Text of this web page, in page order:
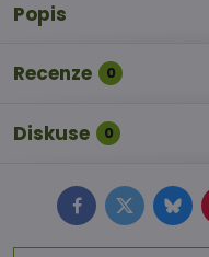
Popis
Recenze 0
Diskuse 0
FacebookTwitter